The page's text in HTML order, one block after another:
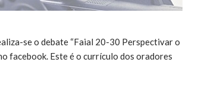
se o debate “Faial 20-30 Perspectivar o
facebook. Este é o currículo dos oradores